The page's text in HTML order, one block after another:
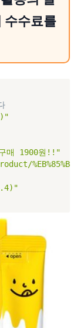
수수료를
매 1900원!!"